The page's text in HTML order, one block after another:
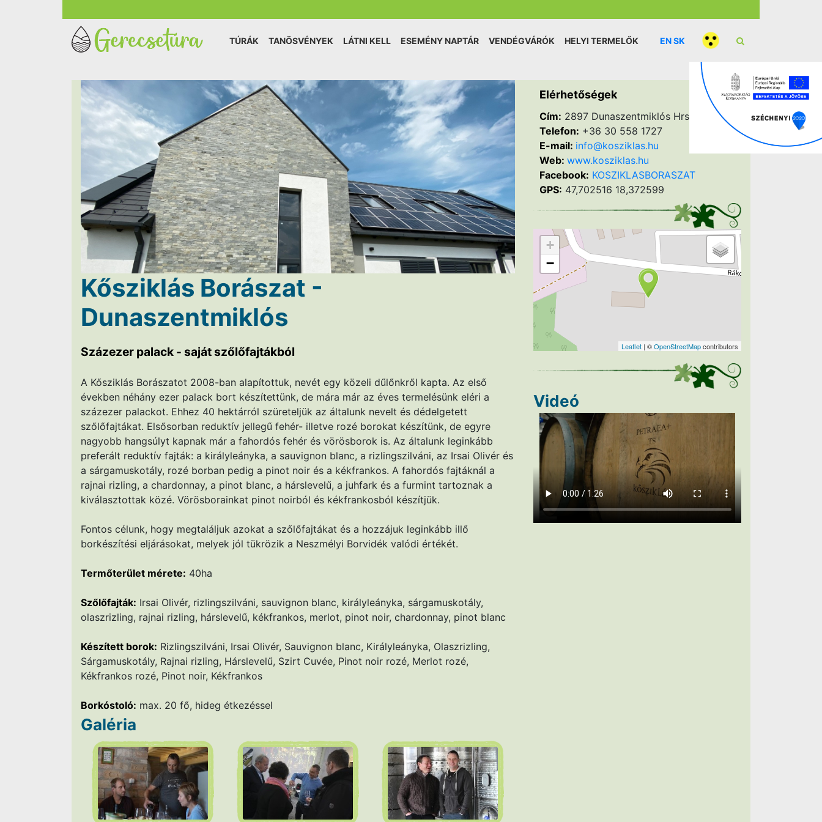
TÚRÁK TANÖSVÉNYEK LÁTNI KELL ESEMÉNY NAPTÁR VENDÉGVÁRÓK HELYI TERMELŐK ENSK
Kősziklás Borászat -
Dunaszentmiklós
Százezer palack - saját szőlőfajtákból
A Kősziklás Borászatot 2008-ban alapítottuk, nevét egy közeli dűlőnkről kapta. Az első
években néhány ezer palack bort készítettünk, de mára már az éves termelésünk eléri a
százezer palackot. Ehhez 40 hektárról szüreteljük az általunk nevelt és dédelgetett
szőlőfajtákat. Elsősorban reduktív jellegű fehér- illetve rozé borokat készítünk, de egyre
nagyobb hangsúlyt kapnak már a fahordós fehér és vörösborok is. Az általunk leginkább
preferált reduktív fajták: a királyleányka, a sauvignon blanc, a rizlingszilváni, az Irsai Olivér és
a sárgamuskotály, rozé borban pedig a pinot noir és a kékfrankos. A fahordós fajtáknál a
rajnai rizling, a chardonnay, a pinot blanc, a hárslevelű, a juhfark és a furmint tartoznak a
kiválasztottak közé. Vörösborainkat pinot noirból és kékfrankosból készítjük.
Fontos célunk, hogy megtaláljuk azokat a szőlőfajtákat és a hozzájuk leginkább illő
borkészítési eljárásokat, melyek jól tükrözik a Neszmélyi Borvidék valódi értékét.
Termőterület mérete: 40ha
Szőlőfajták: Irsai Olivér, rizlingszilváni, sauvignon blanc, királyleányka, sárgamuskotály,
olaszrizling, rajnai rizling, hárslevelű, kékfrankos, merlot, pinot noir, chardonnay, pinot blanc
Készített borok: Rizlingszilváni, Irsai Olivér, Sauvignon blanc, Királyleányka, Olaszrizling,
Sárgamuskotály, Rajnai rizling, Hárslevelű, Szirt Cuvée, Pinot noir rozé, Merlot rozé,
Kékfrankos rozé, Pinot noir, Kékfrankos
Borkóstoló: max. 20 fő, hideg étkezéssel
Galéria
Elérhetőségek
Cím: 2897 Dunaszentmiklós Hrsz.: 477
Telefon: +36 30 558 1727
E-mail: info@kosziklas.hu
Web: www.kosziklas.hu
Facebook: KOSZIKLASBORASZAT
GPS: 47,702516 18,372599
+
−
Leaflet | ©OpenStreetMapcontributors
Videó